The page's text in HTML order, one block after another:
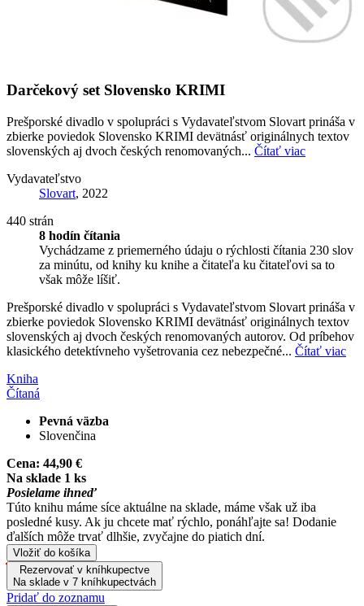
Darčekový set Slovensko KRIMI
Prešporské divadlo v spolupráci s Vydavateľstvom Slovart prináša v
zbierke poviedok Slovensko KRIMI devätnásť originálnych textov
slovenských aj dvoch českých renomovaných... Čítať viac
Vydavateľstvo
Slovart, 2022
440 strán
8 hodín čítania
Vychádzame z priemerného údaju o rýchlosti čítania 230 slov
za minútu, od knihy ku knihe a čitateľa ku čitateľovi sa to
však môže líšiť.
Prešporské divadlo v spolupráci s Vydavateľstvom Slovart prináša v
zbierke poviedok Slovensko KRIMI devätnásť originálnych textov
slovenských aj dvoch českých renomovaných autorov. Od príbehov
klasického detektívneho vyšetrovania cez nebezpečné... Čítať viac
Kniha
Čítaná
Pevná väzba
Slovenčina
Cena: 44,90 €
Na sklade 1 ks
Posielame ihneď
Túto knihu máme síce aktuálne na sklade, máme však už iba
posledné kusy. Ak ju chcete mať rýchlo, ponáhľajte sa! Dodanie
ďalších môže trvať dlhšie, zvyčajne do piatich dní.
Vložiť do košíka
Rezervovať v kníhkupectve
Na sklade v 7 kníhkupectvách
Pridať do zoznamu